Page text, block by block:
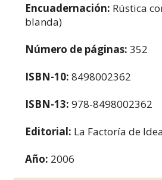
Encuadernación: Rústica
blanda)
Número de páginas: 352
ISBN-10: 8498002362
ISBN-13: 978-8498002362
Editorial: La Factoría de
Año: 2006